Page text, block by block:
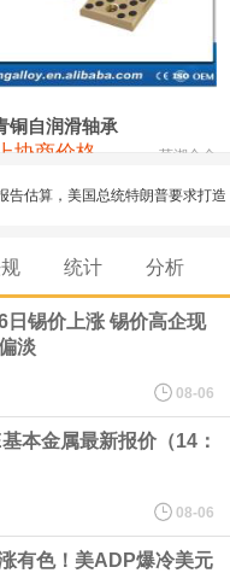
24,200
39,300 0
铜自润滑轴承
协商价格 芜湖合金
告估算，美国总统特朗普要求打造
需要在今后数十年间支出约2750
列舰“无畏”号预估造价比原来至少
CBOE GLOBAL MARKETS
月 24 日起，将证券融资交易清算
统计 分析
日锡价上涨 锡价高企现
淡
08-06
本金属最新报价（14：
08-06
有色！美ADP爆冷美元